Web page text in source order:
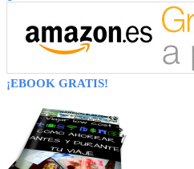
¡EBOOK GRATIS!